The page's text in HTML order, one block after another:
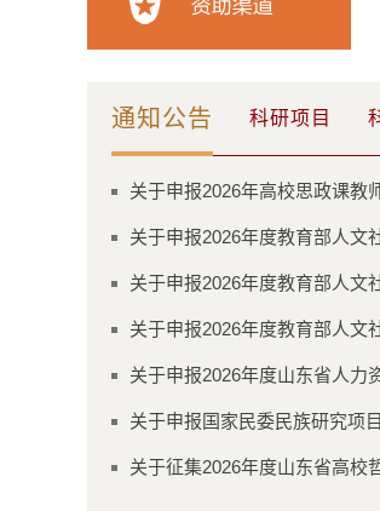
通知公告 科研项目
关于申报2026年高校思政课教
关于申报2026年度教育部人文
关于申报2026年度教育部人文
关于申报2026年度教育部人文
关于申报2026年度山东省人力
关于申报国家民委民族研究项
关于征集2026年度山东省高校